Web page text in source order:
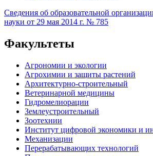
Сведения об образовательной
науки от 29 мая 2014 г. № 785
Факультеты
Агрономии и экологии
Агрохимии и защиты растений
Архитектурно-строительный
Ветеринарной медицины
Гидромелиорации
Землеустроительный
Зоотехнии
Институт цифровой экономики и
Механизации
Перерабатывающих технологий